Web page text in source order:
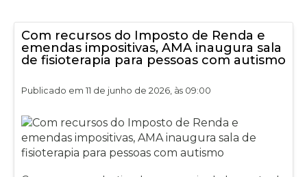
Com recursos do Imposto de Renda e
emendas impositivas, AMA inaugura sala
de fisioterapia para pessoas com autismo
Publicado em 11 de junho de 2026, às 09:00